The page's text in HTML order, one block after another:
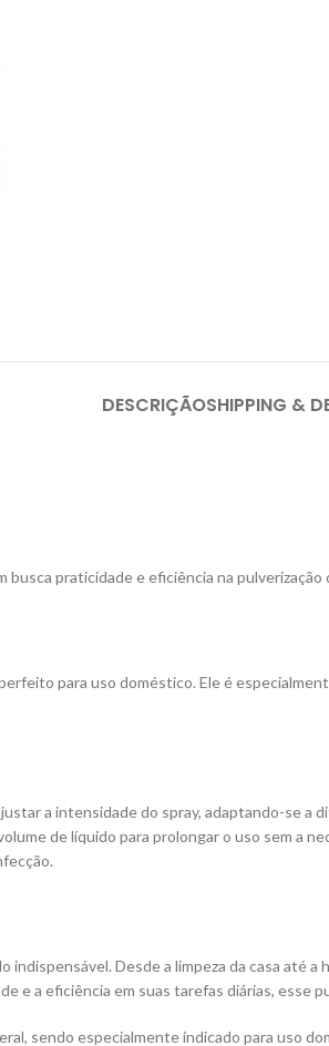
DESCRIÇÃOSHIPPING &
praticidade e eficiência na
para uso doméstico. Ele é
a intensidade do spray, adaptando-se
de líquido para prolongar o uso sem a
Desde a limpeza da casa até
e a eficiência em suas tarefas diárias, esse
sendo especialmente indicado para uso